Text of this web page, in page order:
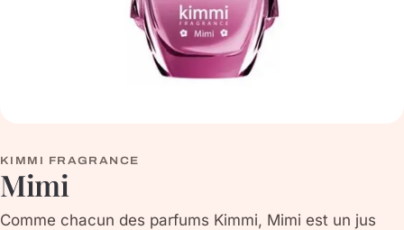
KIMMI FRAGRANCE
Mimi
Comme chacun des parfums Kimmi, Mimi est un jus